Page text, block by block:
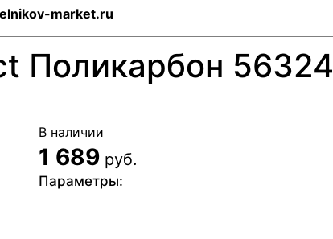
market.ru
Поликарбон 56324
В наличии
1 689 руб.
Параметры: